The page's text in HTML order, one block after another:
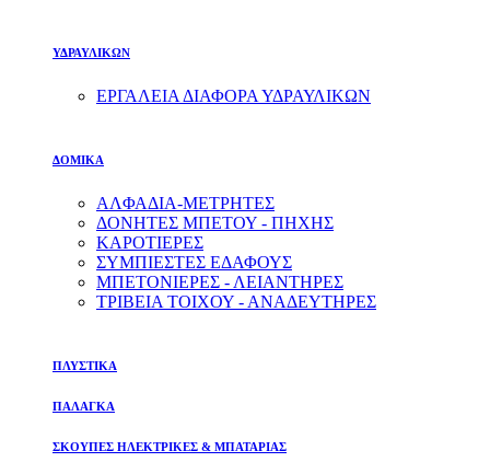
ΥΔΡΑΥΛΙΚΩΝ
ΕΡΓΑΛΕΙΑ ΔΙΑΦΟΡΑ ΥΔΡΑΥΛΙΚΩΝ
ΔΟΜΙΚΑ
ΑΛΦΑΔΙΑ-ΜΕΤΡΗΤΕΣ
ΔΟΝΗΤΕΣ ΜΠΕΤΟΥ - ΠΗΧΗΣ
ΚΑΡΟΤΙΕΡΕΣ
ΣΥΜΠΙΕΣΤΕΣ ΕΔΑΦΟΥΣ
ΜΠΕΤΟΝΙΕΡΕΣ - ΛΕΙΑΝΤΗΡΕΣ
ΤΡΙΒΕΙΑ ΤΟΙΧΟΥ - ΑΝΑΔΕΥΤΗΡΕΣ
ΠΛΥΣΤΙΚΑ
ΠΑΛΑΓΚΑ
ΣΚΟΥΠΕΣ ΗΛΕΚΤΡΙΚΕΣ & ΜΠΑΤΑΡΙΑΣ